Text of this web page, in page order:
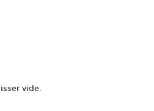
vide.